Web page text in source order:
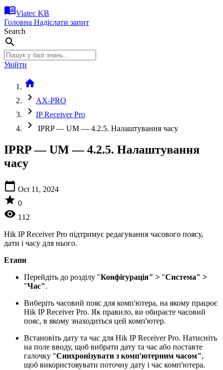
menu_bookViatec KB
Головна Надіслати запит
Search
search
Увійти
home
chevron_right AX-PRO
chevron_right IP Receiver Pro
chevron_right IPRP — UM — 4.2.5. Налаштування часу
IPRP — UM — 4.2.5. Налаштування
часу
calendar_today Oct 11, 2024
star 0
visibility 112
Hik IP Receiver Pro підтримує редагування часового поясу,
дати і часу для нього.
Етапи
Перейдіть до розділу "Конфігурація" > "Система" >
"Час".
Виберіть часовий пояс для комп'ютера, на якому працює
Hik IP Receiver Pro. Як правило, ви обираєте часовий
пояс, в якому знаходиться цей комп'ютер.
Встановіть дату та час для Hik IP Receiver Pro. Натисніть
на поле вводу, щоб вибрати дату та час або поставте
галочку "Синхронізувати з комп'ютерним часом",
щоб використовувати поточну дату і час комп'ютера.